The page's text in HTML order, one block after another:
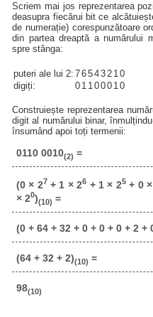
Scriem mai jos reprezentarea
deasupra fiecărui bit ce
de numerație) corespunzătoare
din partea dreaptă a numărului
spre stânga:
puteri ale lui 2: 76543 2 1 0
digiți:
0 1 1 000 1 0
Construiește reprezentarea
digit al numărului binar,
însumând apoi toți termenii:
0110 0010(2) =
(0 × 27 + 1 × 26 + 1 × 25+ 0
× 20)(10) =
(0 + 64 + 32 + 0 + 0 + 0 + 2 +
(64 + 32 + 2)(10) =
98(10)